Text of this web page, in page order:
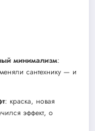
минимализм:
сантехнику — и
: краска, новая
эффект, о